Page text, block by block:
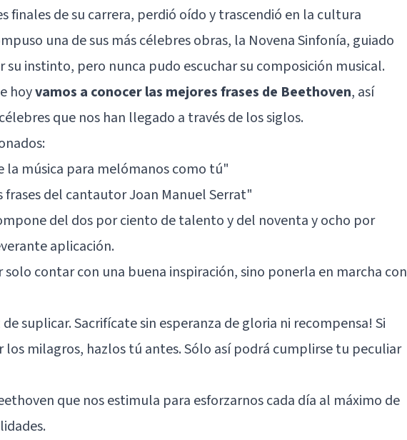
finales de su carrera, perdió oído y trascendió en la cultura
una de sus más célebres obras, la Novena Sinfonía, guiado
su instinto, pero nunca pudo escuchar su composición musical.
hoyvamos a conocer las mejores frases de Beethoven, así
que nos han llegado a través de los siglos.
la música para melómanos como tú"
frases del cantautor Joan Manuel Serrat"
del dos por ciento de talento y del noventa y ocho por
aplicación.
solo contar con una buena inspiración, sino ponerla en marcha con
de suplicar. Sacrifícate sin esperanza de gloria ni recompensa! Si
los milagros, hazlos tú antes. Sólo así podrá cumplirse tu peculiar
que nos estimula para esforzarnos cada día al máximo de